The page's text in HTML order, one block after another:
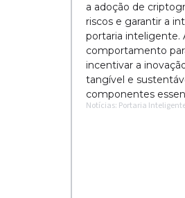
a adoção de
riscos e garantir a
portaria inteligente.
comportamento
incentivar a
tangível e
componentes
Notícias: Portaria